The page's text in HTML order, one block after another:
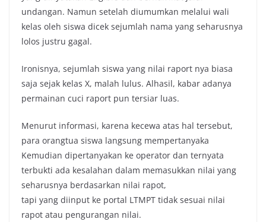
undangan. Namun setelah diumumkan melalui wali
kelas oleh siswa dicek sejumlah nama yang seharusnya
lolos justru gagal.
Ironisnya, sejumlah siswa yang nilai raport nya biasa
saja sejak kelas X, malah lulus. Alhasil, kabar adanya
permainan cuci raport pun tersiar luas.
Menurut informasi, karena kecewa atas hal tersebut,
para orangtua siswa langsung mempertanyaka
Kemudian dipertanyakan ke operator dan ternyata
terbukti ada kesalahan dalam memasukkan nilai yang
seharusnya berdasarkan nilai rapot,
tapi yang diinput ke portal LTMPT tidak sesuai nilai
rapot atau pengurangan nilai.